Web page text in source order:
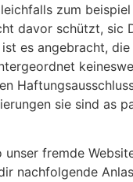
zum
davor schützt, sic
es angebracht,
sie sind as
fremde
nachfolgende